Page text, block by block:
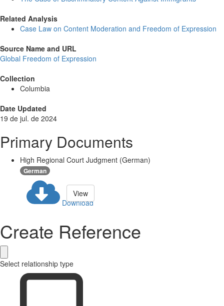
Related Analysis
Case Law on Content Moderation and Freedom of Expression
Source Name and URL
Global Freedom of Expression
Collection
Columbia
Date Updated
19 de jul. de 2024
Primary Documents
High Regional Court Judgment (German)
German
Download
View
Create Reference
Select relationship type